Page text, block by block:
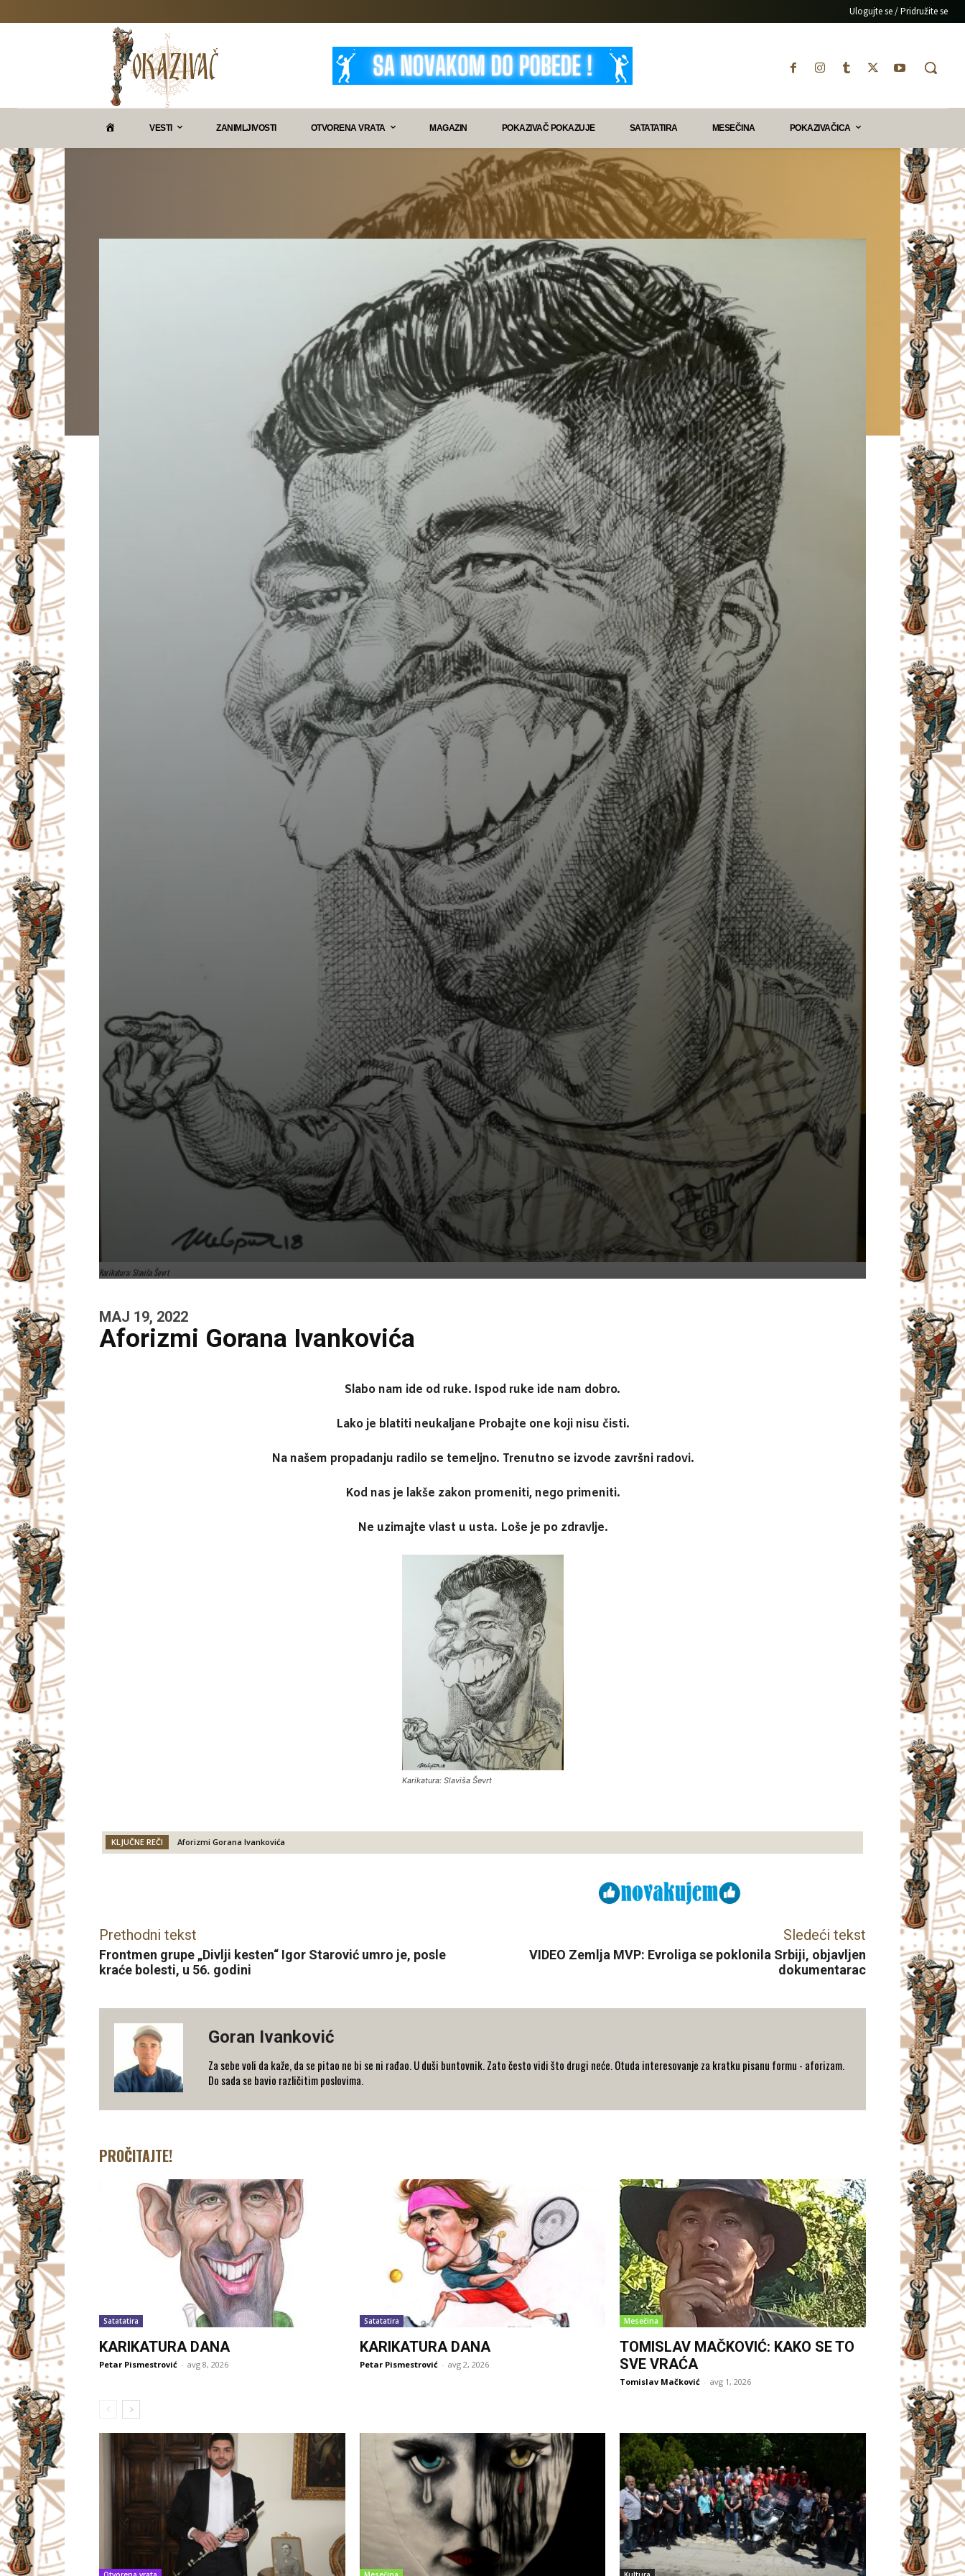
Ulogujte se / Pridružite se
VESTI ZANIMLJIVOSTI OTVORENA VRATA MAGAZIN POKAZIVAČ POKAZUJE SATATATIRA MESEČINA POKAZIVAČICA
Karikatura: Slaviša Ševrt
MAJ 19, 2022
Aforizmi Gorana Ivankovića
Slabo nam ide od ruke. Ispod ruke ide nam dobro.
Lako je blatiti neukaljane Probajte one koji nisu čisti.
Na našem propadanju radilo se temeljno. Trenutno se izvode završni radovi.
Kod nas je lakše zakon promeniti, nego primeniti.
Ne uzimajte vlast u usta. Loše je po zdravlje.
Karikatura: Slaviša Ševrt
KLJUČNE REČI Aforizmi Gorana Ivankovića
Prethodni tekst
Frontmen grupe „Divlji kesten“ Igor Starović umro je, posle
kraće bolesti, u 56. godini
Sledeći tekst
VIDEO Zemlja MVP: Evroliga se poklonila Srbiji, objavljen
dokumentarac
Goran Ivanković
Za sebe voli da kaže, da se pitao ne bi se ni rađao. U duši buntovnik. Zato često vidi što drugi neće. Otuda interesovanje za kratku pisanu formu - aforizam.
Do sada se bavio različitim poslovima.
PROČITAJTE!
Satatatira
KARIKATURA DANA
Petar Pismestrović - avg 8, 2026
Satatatira
KARIKATURA DANA
Petar Pismestrović - avg 2, 2026
Mesečina
TOMISLAV MAČKOVIĆ: KAKO SE TO
SVE VRAĆA
Tomislav Mačković - avg 1, 2026